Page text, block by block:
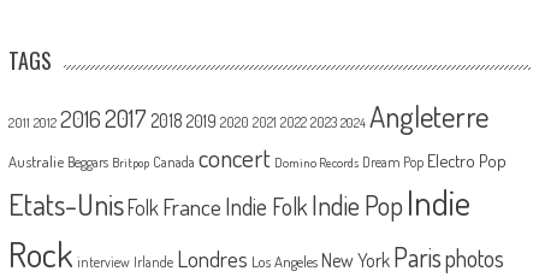
TAGS
2011 2012 20162017 2018 2019 2020 2021 2022 2023 2024 Angleterre
Australie Beggars Britpop Canada concert Domino Records Dream Pop Electro Pop
Etats-UnisFolk France Indie Folk Indie PopIndie
Rock interview Irlande Londres Los Angeles New York Parisphotos